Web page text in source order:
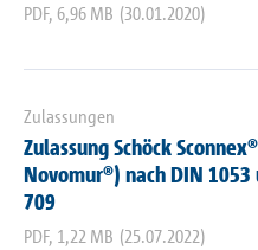
PDF, 6,96 MB (30.01.2020)
Zulassungen
Zulassung Schöck
Novomur®) nach DIN 1053
709
PDF, 1,22 MB (25.07.2022)